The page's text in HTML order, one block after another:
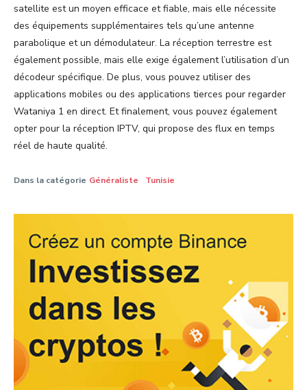
satellite est un moyen efficace et fiable, mais elle nécessite
des équipements supplémentaires tels qu’une antenne
parabolique et un démodulateur. La réception terrestre est
également possible, mais elle exige également l’utilisation d’un
décodeur spécifique. De plus, vous pouvez utiliser des
applications mobiles ou des applications tierces pour regarder
Wataniya 1 en direct. Et finalement, vous pouvez également
opter pour la réception IPTV, qui propose des flux en temps
réel de haute qualité.
Dans la catégorie Généraliste Tunisie